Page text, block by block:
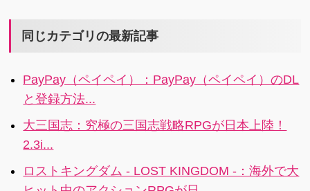
ンダーの中
それぞれの日
のような感じ
す。
以上もの言語
プリ。訳文を
文字で出すだ
けではなく、
音声で出して
でGoogleカレ
ている方には
特におすすめ
同じカテゴリの最新記事
PayPay（ペイペイ）：PayPay（ペイペイ）のDL
と登録方法...
大三国志：究極の三国志戦略RPGが日本上陸！
2.3i...
ロストキングダム - LOST KINGDOM -：海外で大